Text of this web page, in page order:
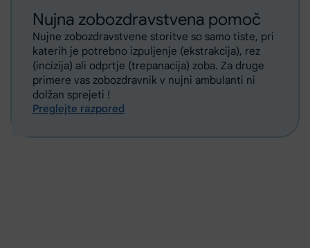
Nujna zobozdravstvena pomoč
Nujne zobozdravstvene storitve so samo tiste, pri
katerih je potrebno izpuljenje (ekstrakcija), rez
(incizija) ali odprtje (trepanacija) zoba. Za druge
primere vas zobozdravnik v nujni ambulanti ni
dolžan sprejeti !
Preglejte razpored